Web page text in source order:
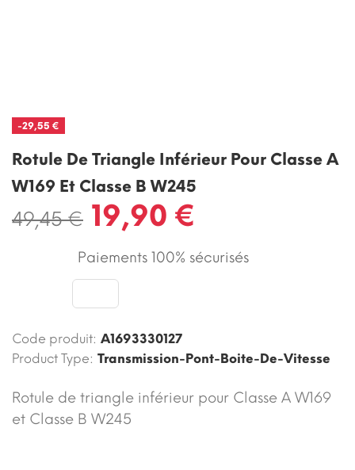
-29,55 €
Rotule De Triangle Inférieur Pour Classe A
W169 Et Classe B W245
49,45 € 19,90 €
Paiements 100% sécurisés
Code produit: A1693330127
Product Type: Transmission-Pont-Boite-De-Vitesse
Rotule de triangle inférieur pour Classe A W169
et Classe B W245